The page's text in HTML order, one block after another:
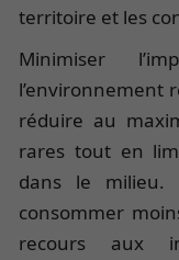
territoire et les
Minimiser
l’environnement
réduire au
rares tout en
dans le milieu.
consommer
recours aux